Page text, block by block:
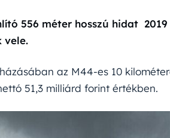
556 méter hosszú hidat
vele.
az M44-es 10
51,3 milliárd forint értékben.